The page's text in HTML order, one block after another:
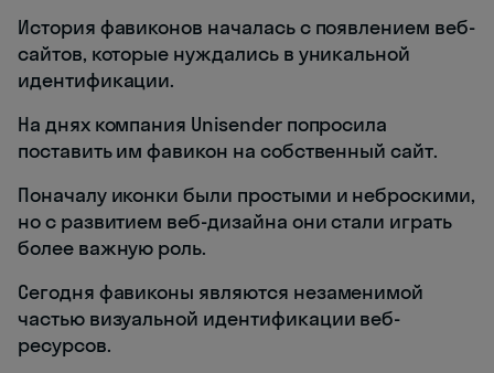
История фавиконов началась с появлением веб-
сайтов, которые нуждались в уникальной
идентификации.
На днях компания Unisender попросила
поставить им фавикон на собственный сайт.
Поначалу иконки были простыми и неброскими,
но с развитием веб-дизайна они стали играть
более важную роль.
Сегодня фавиконы являются незаменимой
частью визуальной идентификации веб-
ресурсов.